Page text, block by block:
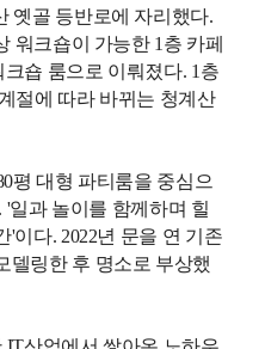
옛골 등반로에 자리했다.
워크숍이 가능한 1층 카페
숍 룸으로 이뤄졌다. 1층
절에 따라 바뀌는 청계산
평 대형 파티룸을 중심으
'일과 놀이를 함께하며 힐
'이다. 2022년 문을 연 기존
델링한 후 명소로 부상했